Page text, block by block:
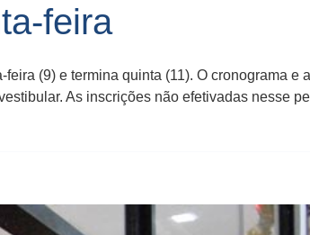
feira
(9) e termina quinta (11). O cronograma e
As inscrições não efetivadas nesse